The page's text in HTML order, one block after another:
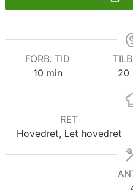
FORB. TID
10minutter
min
20
RET
Hovedret, Let hovedret